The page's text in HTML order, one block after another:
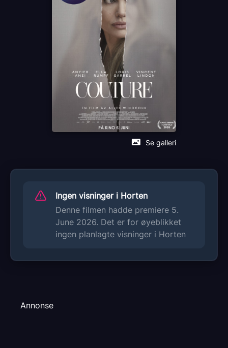
Se galleri
Another World Entertainment
Ingen visninger i Horten
Denne filmen hadde premiere 5.
June 2026. Det er for øyeblikket
ingen planlagte visninger i Horten
Annonse